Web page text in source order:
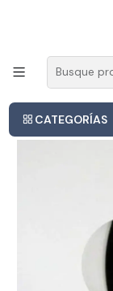
CATEGORÍAS